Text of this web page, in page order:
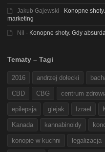
Jakub Gajewski - Konopne
marketing
Nil - Konopne shoty. Gdy
Tematy – Tagi
2016 andrzej dołecki
CBD CBG centrum
epilepsja glejak Izrael
Kanada kannabinoidy
konopie w kuchni legalizacja